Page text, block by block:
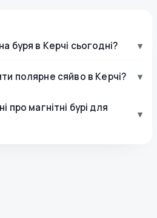
буря в Керчі сьогодні? ▾
полярне сяйво в Керчі? ▾
про магнітні бурі для
▾